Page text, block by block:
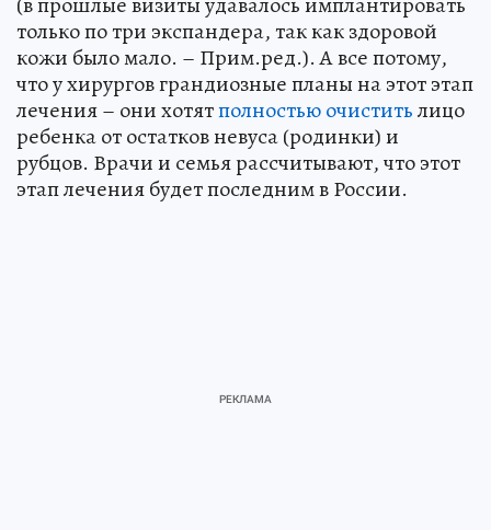
только по три экспандера, так как здоровой
кожи было мало. – Прим.ред.). А все потому,
что у хирургов грандиозные планы на этот этап
лечения – они хотятполностью очиститьлицо
ребенка от остатков невуса (родинки) и
рубцов. Врачи и семья рассчитывают, что этот
этап лечения будет последним в России.